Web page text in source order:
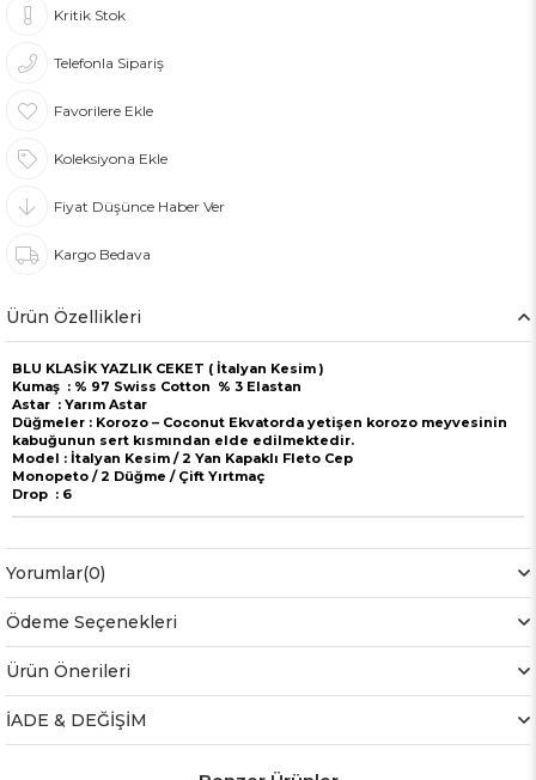
Kritik Stok
Telefonla Sipariş
Favorilere Ekle
Koleksiyona Ekle
Fiyat Düşünce Haber Ver
Kargo Bedava
Ürün Özellikleri
BLU KLASİK YAZLIK CEKET ( İtalyan Kesim )
Kumaş : % 97 Swiss Cotton % 3 Elastan
Astar : Yarım Astar
Düğmeler : Korozo – Coconut Ekvatorda yetişen korozo meyvesinin
kabuğunun sert kısmından elde edilmektedir.
Model : İtalyan Kesim / 2 Yan Kapaklı Fleto Cep
Monopeto / 2 Düğme / Çift Yırtmaç
Drop : 6
Yorumlar(0)
Ödeme Seçenekleri
Ürün Önerileri
İADE & DEĞİŞİM